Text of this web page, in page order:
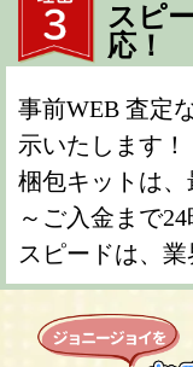
スピ
応！
事前WEB 査定
示いたします！
梱包キットは
～ご入金まで
スピードは、業